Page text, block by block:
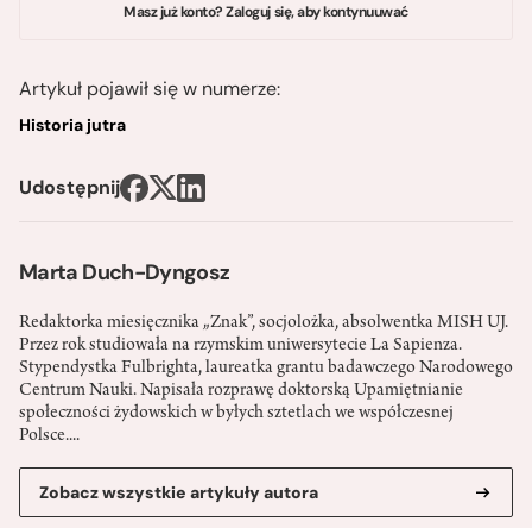
Marta Duch-Dyngosz
Redaktorka miesięcznika „Znak”, socjolożka, absolwentka MISH UJ.
Przez rok studiowała na rzymskim uniwersytecie La Sapienza.
Stypendystka Fulbrighta, laureatka grantu badawczego Narodowego
Centrum Nauki. Napisała rozprawę doktorską Upamiętnianie
społeczności żydowskich w byłych sztetlach we współczesnej
Polsce....
Zobacz wszystkie artykuły autora
Masz już konto? Zaloguj się, aby kontynuuwać
Artykuł pojawił się w numerze:
Historia jutra
Udostępnij